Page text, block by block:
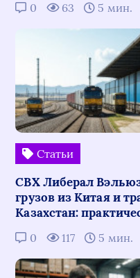
0 63 5 мин.
Статьи
СВХ Либерал
грузов из Китая и
Казахстан:
0 117 5 мин.